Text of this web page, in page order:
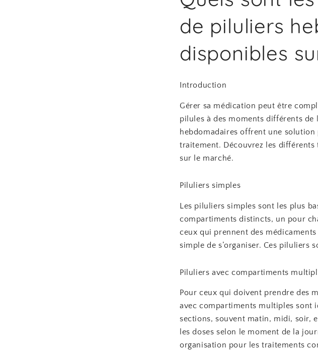
de piluliers
disponibles
Introduction
Gérer sa médication peut être
pilules à des moments différents
hebdomadaires offrent une
traitement. Découvrez les
sur le marché.
Piluliers simples
Les piluliers simples sont les plus
compartiments distincts, un pour
ceux qui prennent des
simple de s’organiser. Ces piluliers
Piluliers avec compartiments
Pour ceux qui doivent prendre des
avec compartiments multiples sont
sections, souvent matin, midi, soir,
les doses selon le moment de la
organisation pour les traitements